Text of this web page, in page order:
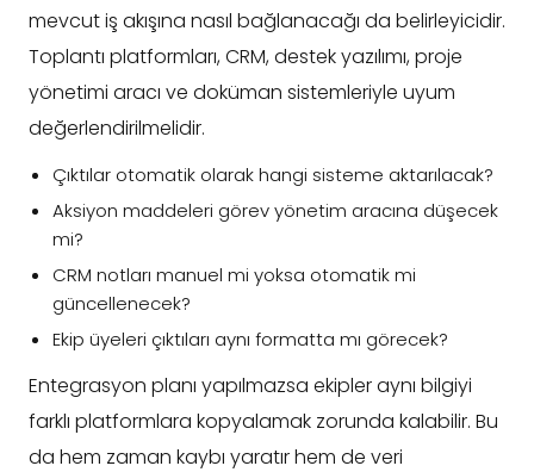
mevcut iş akışına nasıl bağlanacağı da belirleyicidir.
Toplantı platformları, CRM, destek yazılımı, proje
yönetimi aracı ve doküman sistemleriyle uyum
değerlendirilmelidir.
Çıktılar otomatik olarak hangi sisteme aktarılacak?
Aksiyon maddeleri görev yönetim aracına düşecek
mi?
CRM notları manuel mi yoksa otomatik mi
güncellenecek?
Ekip üyeleri çıktıları aynı formatta mı görecek?
Entegrasyon planı yapılmazsa ekipler aynı bilgiyi
farklı platformlara kopyalamak zorunda kalabilir. Bu
da hem zaman kaybı yaratır hem de veri